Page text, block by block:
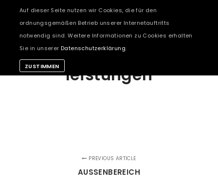
leistungen
PREVIOUS ARTICLE
AUSSENBEREICH
Auf dieser Seite nutzen wir Cookies, die für den
ordnungsgemäßen Betrieb unserer Internetauftritts
notwendig sind. Weitere Informationen zu Cookies erhalten
Sie in unsererDatenschutzerklärung.
ZUSTIMMEN